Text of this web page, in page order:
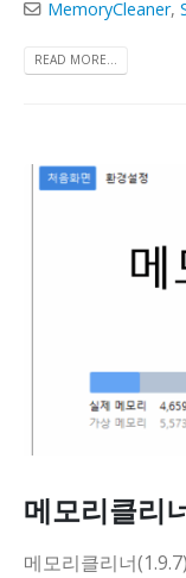
MemoryCleaner,
READ MORE...
메모리클리
메모리클리너